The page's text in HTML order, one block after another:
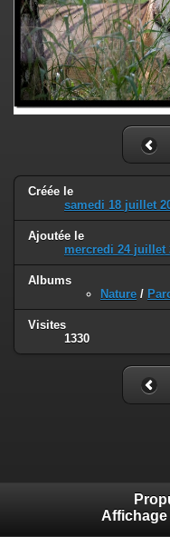
Créée le
samedi 18 juillet
Ajoutée le
mercredi 24 juillet
Albums
Nature /
Visites
1330
Affichage